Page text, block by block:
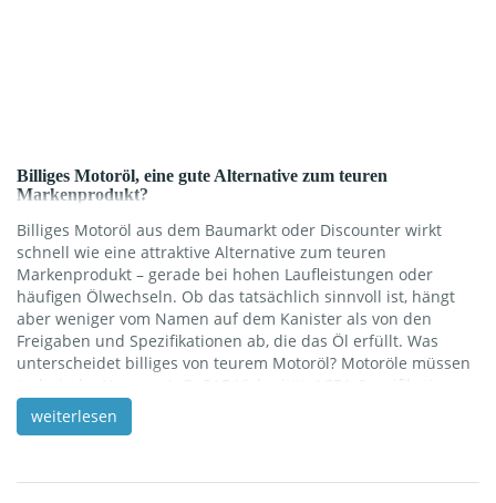
Billiges Motoröl, eine gute Alternative zum teuren
Markenprodukt?
Billiges Motoröl aus dem Baumarkt oder Discounter wirkt
schnell wie eine attraktive Alternative zum teuren
Markenprodukt – gerade bei hohen Laufleistungen oder
häufigen Ölwechseln. Ob das tatsächlich sinnvoll ist, hängt
aber weniger vom Namen auf dem Kanister als von den
Freigaben und Spezifikationen ab, die das Öl erfüllt. Was
unterscheidet billiges von teurem Motoröl? Motoröle müssen
technische Normen (z.B. SAE‑Viskosität, ACEA‑Spezifikation,
herstellerspezifische Freigaben wie VW 507.00 oder MB 229.5)
erfüllen, damit sie den Motor zuverlässig schmieren und vor
weiterlesen